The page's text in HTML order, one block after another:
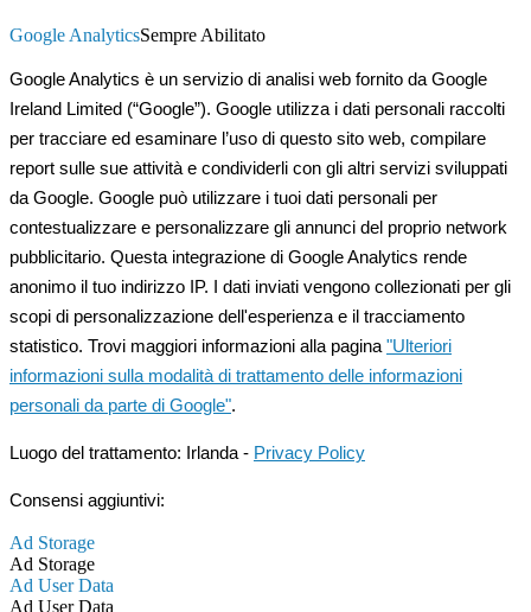
Google AnalyticsSempre Abilitato
Google Analytics è un servizio di analisi web fornito da Google
Ireland Limited (“Google”). Google utilizza i dati personali raccolti
per tracciare ed esaminare l’uso di questo sito web, compilare
report sulle sue attività e condividerli con gli altri servizi sviluppati
da Google. Google può utilizzare i tuoi dati personali per
contestualizzare e personalizzare gli annunci del proprio network
pubblicitario. Questa integrazione di Google Analytics rende
anonimo il tuo indirizzo IP. I dati inviati vengono collezionati per gli
scopi di personalizzazione dell'esperienza e il tracciamento
statistico. Trovi maggiori informazioni alla pagina"Ulteriori
informazioni sulla modalità di trattamento delle informazioni
personali da parte di Google".
Luogo del trattamento: Irlanda - Privacy Policy
Consensi aggiuntivi:
Ad Storage
Ad Storage
Ad User Data
Ad User Data